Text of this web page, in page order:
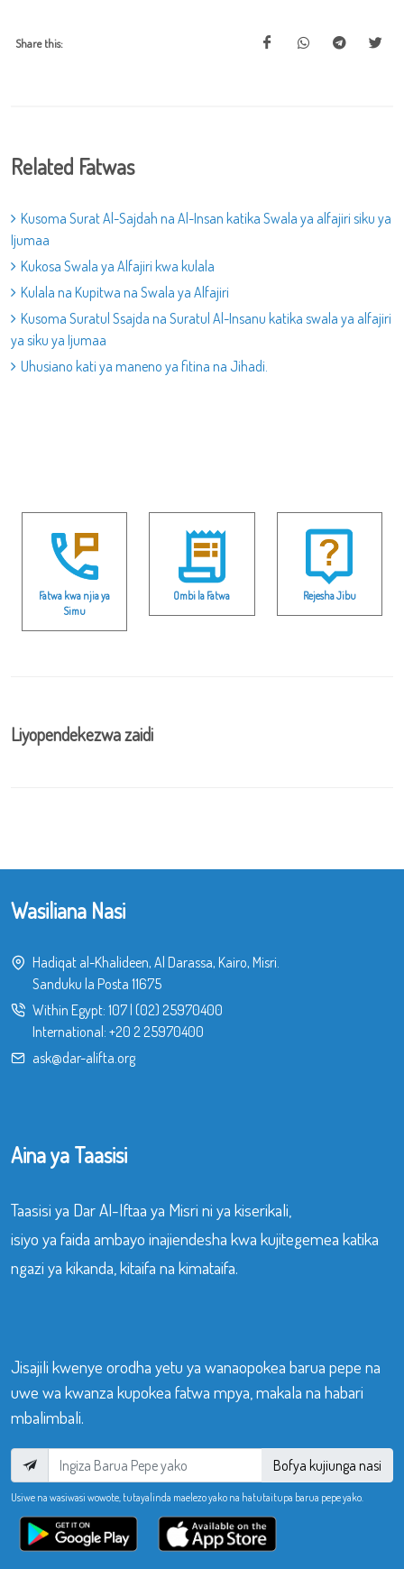
Share this:
Related Fatwas
Kusoma Surat Al-Sajdah na Al-Insan katika Swala ya alfajiri siku ya
Ijumaa
Kukosa Swala ya Alfajiri kwa kulala
Kulala na Kupitwa na Swala ya Alfajiri
Kusoma Suratul Ssajda na Suratul Al-Insanu katika swala ya alfajiri
ya siku ya Ijumaa
Uhusiano kati ya maneno ya fitina na Jihadi.
Fatwa kwa njia ya
Simu
Ombi la Fatwa Rejesha Jibu
Liyopendekezwa zaidi
Wasiliana Nasi
Hadiqat al-Khalideen, Al Darassa, Kairo, Misri.
Sanduku la Posta 11675
Within Egypt: 107| (02) 25970400
International: +20 2 25970400
ask@dar-alifta.org
Aina ya Taasisi
Taasisi ya Dar Al-Iftaa ya Misri ni ya kiserikali,
isiyo ya faida ambayo inajiendesha kwa kujitegemea katika
ngazi ya kikanda, kitaifa na kimataifa.
Jisajili kwenye orodha yetu ya wanaopokea barua pepe na
uwe wa kwanza kupokea fatwa mpya, makala na habari
mbalimbali.
Bofya kujiunga nasi
Usiwe na wasiwasi wowote, tutayalinda maelezo yako na hatutaitupa barua pepe yako.